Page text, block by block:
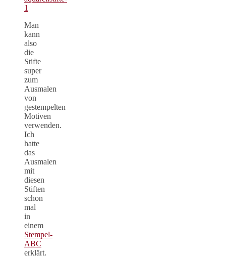
Man
kann
also
die
Stifte
super
zum
Ausmalen
von
gestempelten
Motiven
verwenden.
Ich
hatte
das
Ausmalen
mit
diesen
Stiften
schon
mal
in
einem
Stempel-
ABC
erklärt.